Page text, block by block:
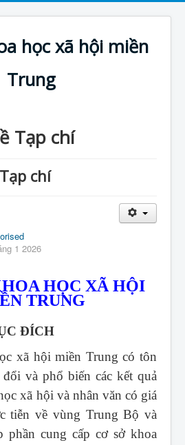
học xã hội miền
Trung
Tạp chí
chí
1 2026
HỌC XÃ HỘI
TRUNG
ĐÍCH
xã hội miền Trung có tôn
và phổ biến các kết quả
xã hội và nhân văn có giá
tiễn về vùng Trung Bộ và
phần cung cấp cơ sở khoa